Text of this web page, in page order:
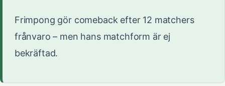
Frimpong gör comeback efter 12 matchers
frånvaro – men hans matchform är ej
bekräftad.